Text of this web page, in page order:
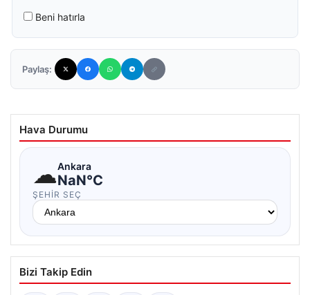
Beni hatırla
Paylaş:
Hava Durumu
☁Ankara
NaN°C
ŞEHIR SEÇ
Bizi Takip Edin